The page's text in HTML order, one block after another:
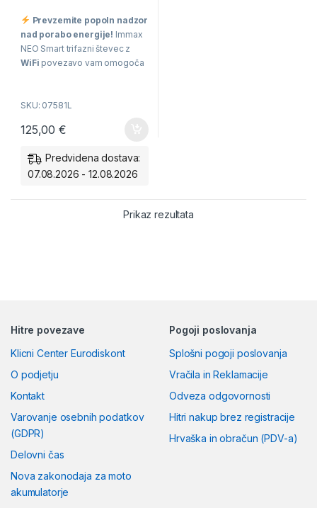
u
o
f
5
Prevzemite popoln nadzor
nad porabo energije! Immax
NEO Smart trifazni števec z
WiFi povezavo vam omogoča
aplikacijeImmax NEO PRO
spremljajte napetost, tok in
ali podjetja, kjerkoli že ste.
Pametna rešitev za energetsko
SKU: 07581L
125,00€
Predvidena dostava:
07.08.2026 - 12.08.2026
Prikaz rezultata
Hitre povezave
Klicni Center Eurodiskont
O podjetju
Kontakt
Varovanje osebnih podatkov
(GDPR)
Delovni čas
Nova zakonodaja za moto
akumulatorje
Pogoji poslovanja
Splošni pogoji poslovanja
Vračila in Reklamacije
Odveza odgovornosti
Hitri nakup brez registracije
Hrvaška in obračun (PDV-a)